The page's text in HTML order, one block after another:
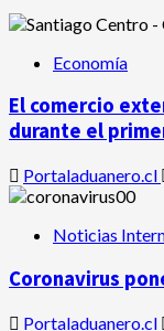
Economía
El comercio
durante el
Portaladuanero.cl
Noticias
Coronavirus
Portaladuanero.cl